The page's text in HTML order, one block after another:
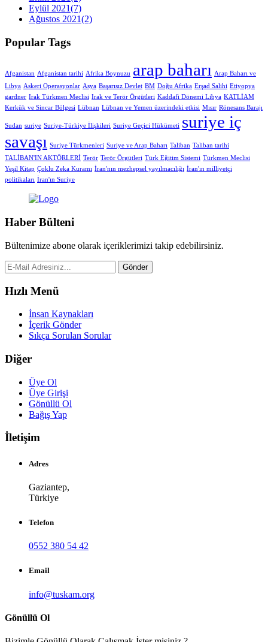
Eylül 2021(7)
Ağustos 2021(2)
Popular Tags
Afganistan Afganistan tarihi Afrika Boynuzu arap baharı Arap Baharı ve
Libya Askeri Operasyonlar Asya Başarısız Devlet BM Doğu Afrika Erşad Salihi Etiyopya
gardner Irak Türkmen Meclisi Irak ve Terör Örgütleri Kaddafi Dönemi Libya KATLİAM
Kerkük ve Sincar Bölgesi Lübnan Lübnan ve Yemen üzerindeki etkisi Mısır Rönesans Barajı
Sudan suriye Suriye-Türkiye İlişkileri Suriye Geçici Hükümeti suriye iç
savaşı Suriye Türkmenleri Suriye ve Arap Baharı Taliban Taliban tarihi
TALİBAN'IN AKTÖRLERİ Terör Terör Örgütleri Türk Eğitim Sistemi Türkmen Meclisi
Yeşil Kitap Çoklu Zeka Kuramı İran'nın mezhepsel yayılmacılığı İran'ın milliyetçi
politikaları İran'ın Suriye
Haber Bülteni
Bültenimize abone olarak içeriklerimizi takip edebilirsiniz.
Gönder
Hızlı Menü
İnsan Kaynakları
İçerik Gönder
Sıkça Sorulan Sorular
Diğer
Üye Ol
Üye Girişi
Gönüllü Ol
Bağış Yap
İletişim
Adres
Gaziantep,
Türkiye
Telefon
0552 380 54 42
Email
info@tuskam.org
Gönüllü Ol